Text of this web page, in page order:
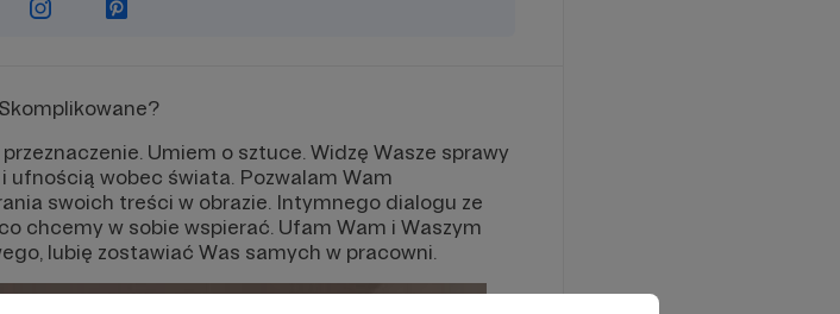
Umiem o sztuce. Widzę Wasze sprawy
ufnością wobec świata. Pozwalam Wam
swoich treści w obrazie. Intymnego dialogu ze
chcemy w sobie wspierać. Ufam Wam i Waszym
lubię zostawiać Was samych w pracowni.